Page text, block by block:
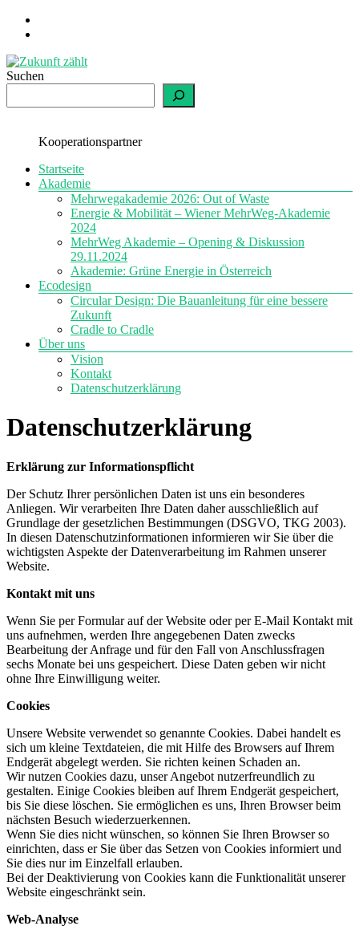
Zum
Inhalt
zählt
einfach
Suchen
Kooperationspartner
Menü
Startseite
Akademie
Mehrwegakademie 2026: Out of Waste
Energie & Mobilität – Wiener MehrWeg-Akademie
2024
MehrWeg Akademie – Opening & Diskussion
29.11.2024
Akademie: Grüne Energie in Österreich
Ecodesign
Circular Design: Die Bauanleitung für eine bessere
Zukunft
Cradle to Cradle
Über uns
Vision
Kontakt
Datenschutzerklärung
Datenschutzerklärung
Erklärung zur Informationspflicht
Der Schutz Ihrer persönlichen Daten ist uns ein besonderes
Anliegen. Wir verarbeiten Ihre Daten daher ausschließlich auf
Grundlage der gesetzlichen Bestimmungen (DSGVO, TKG 2003).
In diesen Datenschutzinformationen informieren wir Sie über die
wichtigsten Aspekte der Datenverarbeitung im Rahmen unserer
Website.
Kontakt mit uns
Wenn Sie per Formular auf der Website oder per E-Mail Kontakt mit
uns aufnehmen, werden Ihre angegebenen Daten zwecks
Bearbeitung der Anfrage und für den Fall von Anschlussfragen
sechs Monate bei uns gespeichert. Diese Daten geben wir nicht
ohne Ihre Einwilligung weiter.
Cookies
Unsere Website verwendet so genannte Cookies. Dabei handelt es
sich um kleine Textdateien, die mit Hilfe des Browsers auf Ihrem
Endgerät abgelegt werden. Sie richten keinen Schaden an.
Wir nutzen Cookies dazu, unser Angebot nutzerfreundlich zu
gestalten. Einige Cookies bleiben auf Ihrem Endgerät gespeichert,
bis Sie diese löschen. Sie ermöglichen es uns, Ihren Browser beim
nächsten Besuch wiederzuerkennen.
Wenn Sie dies nicht wünschen, so können Sie Ihren Browser so
einrichten, dass er Sie über das Setzen von Cookies informiert und
Sie dies nur im Einzelfall erlauben.
Bei der Deaktivierung von Cookies kann die Funktionalität unserer
Website eingeschränkt sein.
Web-Analyse